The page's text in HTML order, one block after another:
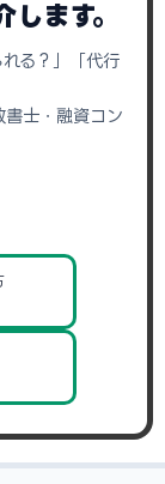
ます。
れる？」「代行
書士・融資コン